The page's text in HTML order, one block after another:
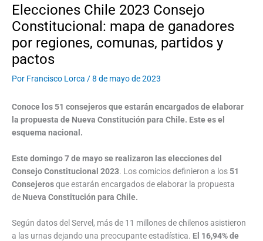
Elecciones Chile 2023 Consejo
Constitucional: mapa de ganadores
por regiones, comunas, partidos y
pactos
Por Francisco Lorca /8 de mayo de 2023
Conoce los 51 consejeros que estarán encargados de elaborar
la propuesta de Nueva Constitución para Chile. Este es el
esquema nacional.
Este domingo 7 de mayo se realizaron las elecciones del
Consejo Constitucional 2023. Los comicios definieron a los51
Consejerosque estarán encargados de elaborar la propuesta
de Nueva Constitución para Chile.
Según datos del Servel, más de 11 millones de chilenos asistieron
a las urnas dejando una preocupante estadística. El 16,94% de